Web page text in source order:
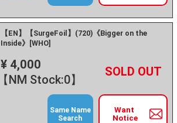
【EN】【SurgeFoil】(720)《Bigger on the
Inside》[WHO]
¥ 4,000
【NM Stock:0】
－ +
Want
Notice
Same Name
Search